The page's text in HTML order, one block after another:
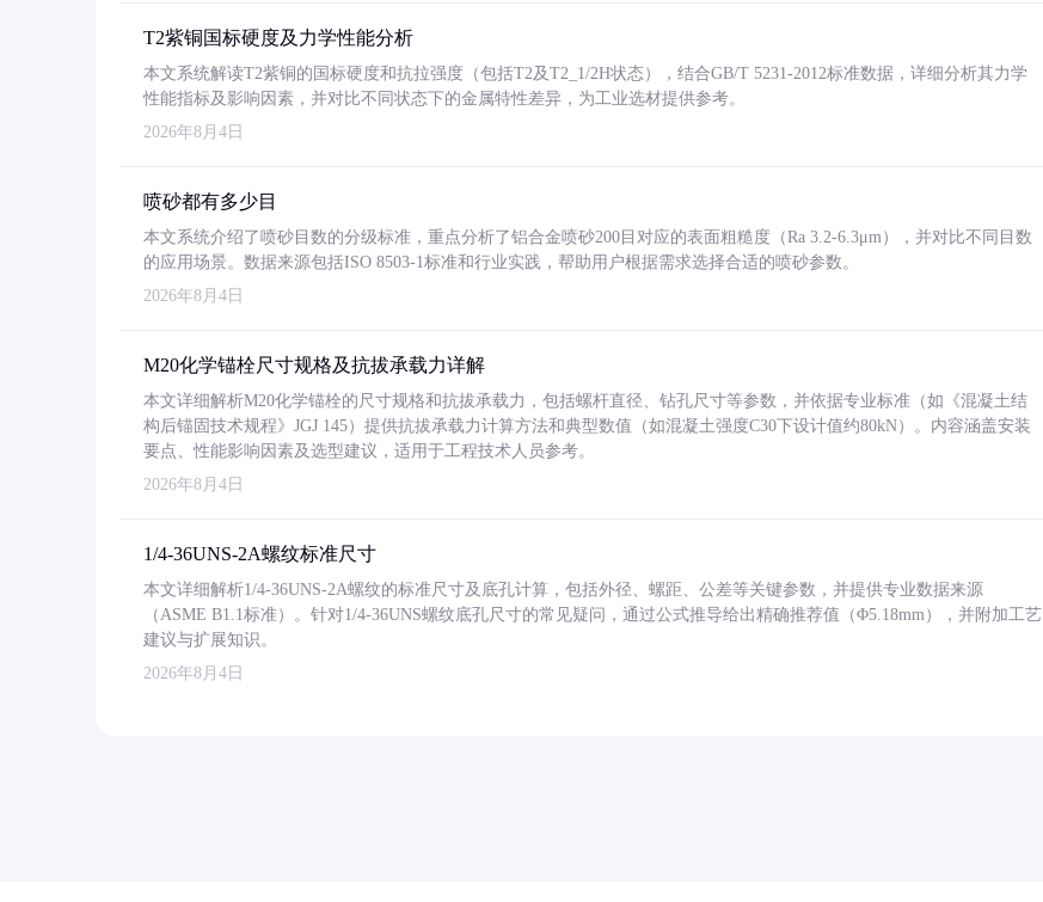
T2紫铜国标硬度及力学性能分析
本文系统解读T2紫铜的国标硬度和抗拉强度（包括T2及T2_1/2H状态），结合GB/T 5231-2012标准数据，详细分析其力学
性能指标及影响因素，并对比不同状态下的金属特性差异，为工业选材提供参考。
2026年8月4日
喷砂都有多少目
本文系统介绍了喷砂目数的分级标准，重点分析了铝合金喷砂200目对应的表面粗糙度（Ra 3.2-6.3μm），并对比不同目数
的应用场景。数据来源包括ISO 8503-1标准和行业实践，帮助用户根据需求选择合适的喷砂参数。
2026年8月4日
M20化学锚栓尺寸规格及抗拔承载力详解
本文详细解析M20化学锚栓的尺寸规格和抗拔承载力，包括螺杆直径、钻孔尺寸等参数，并依据专业标准（如《混凝土结
构后锚固技术规程》JGJ 145）提供抗拔承载力计算方法和典型数值（如混凝土强度C30下设计值约80kN）。内容涵盖安装
要点、性能影响因素及选型建议，适用于工程技术人员参考。
2026年8月4日
1/4-36UNS-2A螺纹标准尺寸
本文详细解析1/4-36UNS-2A螺纹的标准尺寸及底孔计算，包括外径、螺距、公差等关键参数，并提供专业数据来源
（ASME B1.1标准）。针对1/4-36UNS螺纹底孔尺寸的常见疑问，通过公式推导给出精确推荐值（Φ5.18mm），并附加工艺
建议与扩展知识。
2026年8月4日